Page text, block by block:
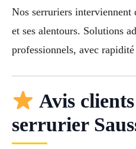
Nos serruriers interviennent
et ses alentours. Solutions
professionnels, avec
Avis
serrurier